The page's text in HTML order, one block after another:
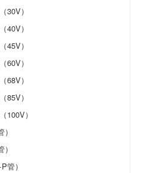
30V）
40V）
45V）
60V）
68V）
85V）
100V）
管）